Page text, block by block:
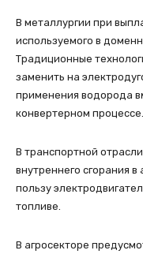
В металлургии при
используемого в
Традиционные
заменить на
применения водорода
конвертерном процессе.
В транспортной
внутреннего сгорания
пользу
топливе.
В агросекторе